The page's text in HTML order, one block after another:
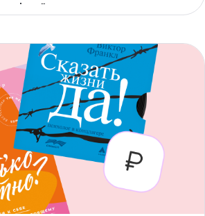
офлайн